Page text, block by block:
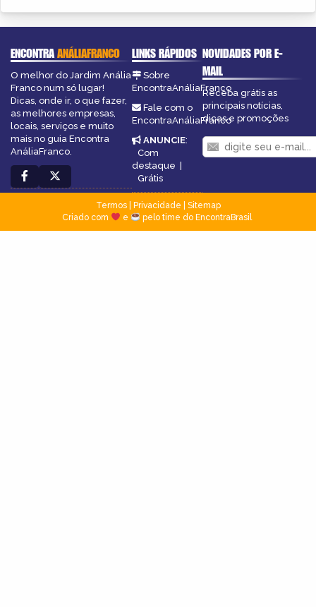
ENCONTRAANÁLIAFRANCO
O melhor do Jardim Anália
Franco num só lugar!
Dicas, onde ir, o que fazer,
as melhores empresas,
locais, serviços e muito
mais no guia Encontra
AnáliaFranco.
LINKS RÁPIDOS
Sobre
EncontraAnáliaFranco
Fale com o
EncontraAnáliaFranco
ANUNCIE:
Com
destaque |
Grátis
NOVIDADES POR E-
MAIL
Receba grátis as
principais notícias,
dicas e promoções
Termos| Privacidade
Sitemap
Criado com
e pelo time do EncontraBrasil